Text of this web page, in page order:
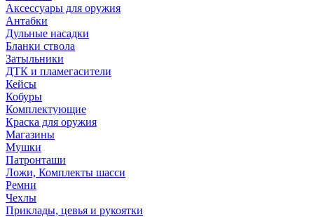
Аксессуары для оружия
Антабки
Дульные насадки
Бланки ствола
Затыльники
ДТК и пламегасители
Кейсы
Кобуры
Комплектующие
Краска для оружия
Магазины
Мушки
Патронташи
Ложи, Комплекты шасси
Ремни
Чехлы
Приклады, цевья и рукоятки